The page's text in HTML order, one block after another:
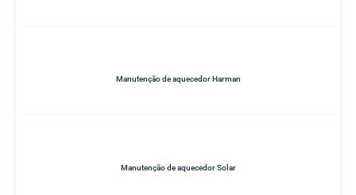
Manutenção de aquecedor Harman
Manutenção de aquecedor Solar